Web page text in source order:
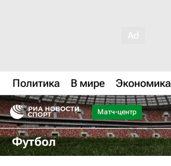
Политика В мире Экономика
Матч-центр
Футбол